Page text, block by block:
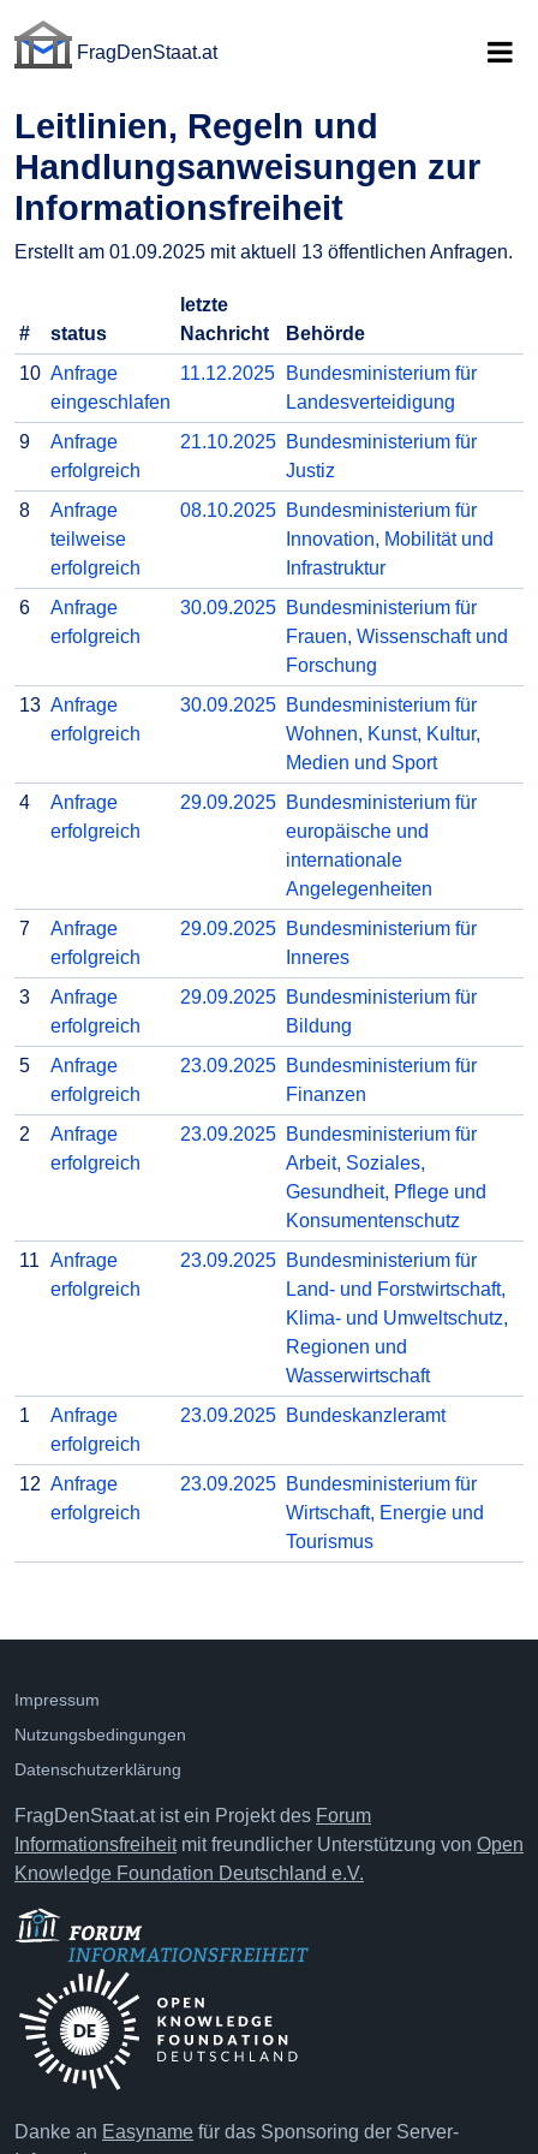
FragDenStaat.at
Leitlinien, Regeln und
Handlungsanweisungen zur
Informationsfreiheit
Erstellt am 01.09.2025 mit aktuell 13 öffentlichen Anfragen.
# status
letzte
Nachricht
Behörde
10 Anfrage
eingeschlafen
11.12.2025
Bundesministerium für
Landesverteidigung
9
Anfrage
erfolgreich
21.10.2025 Bundesministerium für
Justiz
8
Anfrage
teilweise
erfolgreich
08.10.2025 Bundesministerium für
Innovation, Mobilität und
Infrastruktur
6
Anfrage
erfolgreich
30.09.2025 Bundesministerium für
Frauen, Wissenschaft und
Forschung
13 Anfrage
erfolgreich
30.09.2025 Bundesministerium für
Wohnen, Kunst, Kultur,
Medien und Sport
4
Anfrage
erfolgreich
29.09.2025 Bundesministerium für
europäische und
internationale
Angelegenheiten
7
Anfrage
erfolgreich
29.09.2025 Bundesministerium für
Inneres
3
Anfrage
erfolgreich
29.09.2025 Bundesministerium für
Bildung
5
Anfrage
erfolgreich
23.09.2025 Bundesministerium für
Finanzen
2
Anfrage
erfolgreich
23.09.2025 Bundesministerium für
Arbeit, Soziales,
Gesundheit, Pflege und
Konsumentenschutz
11 Anfrage
erfolgreich
23.09.2025 Bundesministerium für
Land- und Forstwirtschaft,
Klima- und Umweltschutz,
Regionen und
Wasserwirtschaft
1
Anfrage
erfolgreich
23.09.2025 Bundeskanzleramt
12 Anfrage
erfolgreich
23.09.2025 Bundesministerium für
Wirtschaft, Energie und
Tourismus
Impressum
Nutzungsbedingungen
Datenschutzerklärung
FragDenStaat.at ist ein Projekt des Forum
Informationsfreiheitmit freundlicher Unterstützung von Open
Knowledge Foundation Deutschland e.V.
Danke an Easyname für das Sponsoring der Server-